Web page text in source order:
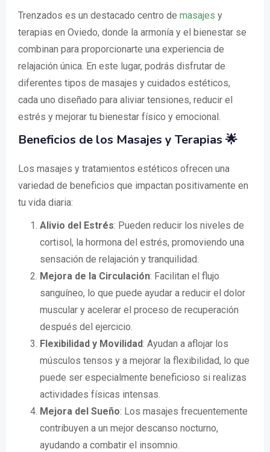
Trenzados es un destacado centro de masajes y
terapias en Oviedo, donde la armonía y el bienestar se
combinan para proporcionarte una experiencia de
relajación única. En este lugar, podrás disfrutar de
diferentes tipos de masajes y cuidados estéticos,
cada uno diseñado para aliviar tensiones, reducir el
estrés y mejorar tu bienestar físico y emocional.
Beneficios de los Masajes y Terapias 🌟
Los masajes y tratamientos estéticos ofrecen una
variedad de beneficios que impactan positivamente en
tu vida diaria:
Alivio del Estrés: Pueden reducir los niveles de
cortisol, la hormona del estrés, promoviendo una
sensación de relajación y tranquilidad.
Mejora de la Circulación: Facilitan el flujo
sanguíneo, lo que puede ayudar a reducir el dolor
muscular y acelerar el proceso de recuperación
después del ejercicio.
Flexibilidad y Movilidad: Ayudan a aflojar los
músculos tensos y a mejorar la flexibilidad, lo que
puede ser especialmente beneficioso si realizas
actividades físicas intensas.
Mejora del Sueño: Los masajes frecuentemente
contribuyen a un mejor descanso nocturno,
ayudando a combatir el insomnio.